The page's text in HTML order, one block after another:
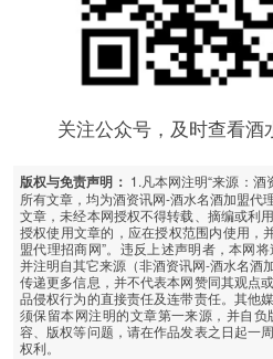
关注公众号，及时查看酒
版权与免责声明： 1.凡本网注明“来源：
所有文章，均为酒资讯网-酒水名酒加盟代
文章，未经本网授权不得转载、摘编或利
授权使用文章的，应在授权范围内使用，
盟代理招商网”。违反上述声明者，本网
并注明自其它来源（非酒资讯网-酒水名酒
传递更多信息，并不代表本网赞同其观点
品侵权行为的直接责任及连带责任。其他
须保留本网注明的文章第一来源，并自
容、版权等问题，请在作品发表之日起一
权利。